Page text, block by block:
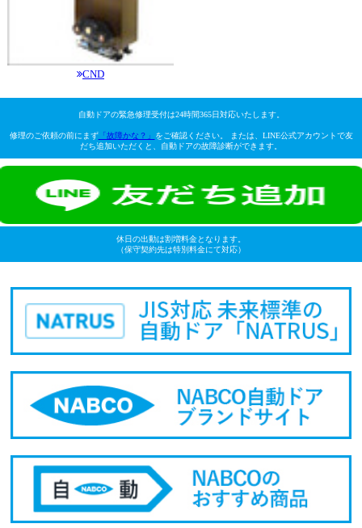
CND
自動ドアの緊急修理受付は24時間365日対応いたします。
修理のご依頼の前にまず「故障かな？」
をご確認ください。 または、LINE公式アカウントで友
だち追加いただくと、自動ドアの故障診断ができます。
休日の出動は割増料金となります。
（保守契約先は特別料金にて対応）